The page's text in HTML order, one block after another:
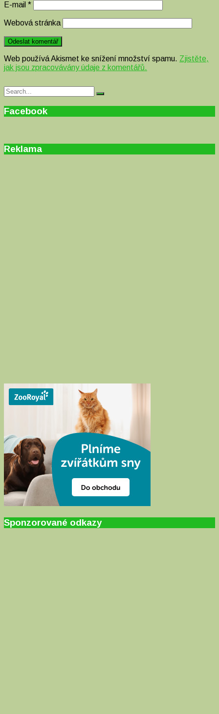
E-mail *
Webová stránka
Web používá Akismet ke snížení množství spamu. Zjistěte,
jak jsou zpracovávány údaje z komentářů.
Search
for:
Search
Facebook
Reklama
Sponzorované odkazy